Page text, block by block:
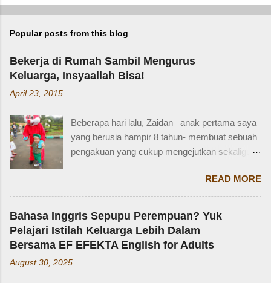
Popular posts from this blog
Bekerja di Rumah Sambil Mengurus
Keluarga, Insyaallah Bisa!
April 23, 2015
Beberapa hari lalu, Zaidan –anak pertama saya
yang berusia hampir 8 tahun- membuat sebuah
pengakuan yang cukup mengejutkan sekaligus
Zaidan: “Mi, waktu kakak kecil, kakak pernah
ditinggal beli sayur sama mba. Waktu itu
kakaknya lagi tidur. Terus kakak nangis. Sama
tetangga, kakak diajak main dan dipinjami
mainan.” Saya langsung memberondong Zaidan
dengan berbagai pertanyaan. Mbak yang
mana? Tetangga yang mana? Kejadiannya
READ MORE
Bahasa Inggris Sepupu Perempuan? Yuk
Pelajari Istilah Keluarga Lebih Dalam
Bersama EF EFEKTA English for Adults
August 30, 2025